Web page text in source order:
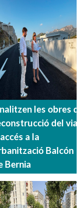
les obres de
del vial
a la
Balcón
Bernia